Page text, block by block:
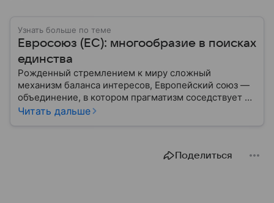
Узнать больше по теме
Евросоюз (ЕС): многообразие в поисках
единства
Рожденный стремлением к миру сложный
механизм баланса интересов, Европейский союз —
объединение, в котором прагматизм соседствует с
идеализмом. Амбициозный проект превратил
Читать дальше
Поделиться